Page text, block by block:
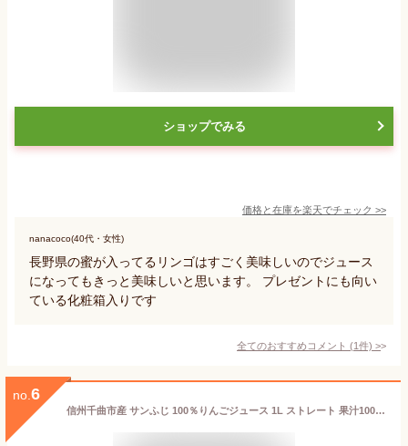
ショップでみる
価格と在庫を楽天でチェック >>
nanacoco(40代・女性)
長野県の蜜が入ってるリンゴはすごく美味しいのでジュース
になってもきっと美味しいと思います。 プレゼントにも向い
ている化粧箱入りです
全てのおすすめコメント (1件) >
no. 6
信州千曲市産 サンふじ 100％りんごジュース 1L ストレート 果汁100% 1000 ml 贈り物 プレゼント ギフト 長野 リンゴジュース 林檎ジュース アップル ジュース りんご リンゴ 林檎 【送料無料】長野県 信州 みやげ お土産 産直市場ヤマサン